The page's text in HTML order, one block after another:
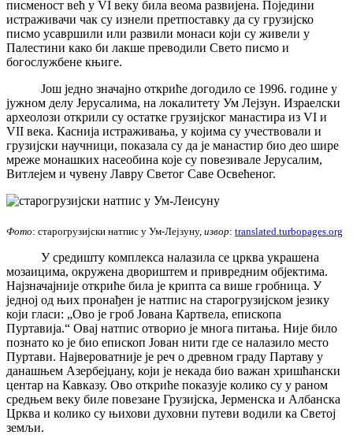
писменост већ у VI веку била веома развијена. Поједини
истраживачи чак су изнели претпоставку да су грузијско
писмо усавршили или развили монаси који су живели у
Палестини како би лакше преводили Свето писмо и
богослужбене књиге.
Још једно значајно откриће догодило се 1996. године у
јужном делу Јерусалима, на локалитету Ум Лејзун. Израелски
археолози открили су остатке грузијског манастира из VI и
VII века. Каснија истраживања, у којима су учествовали и
грузијски научници, показала су да је манастир био део шире
мреже монашких насеобина које су повезивале Јерусалим,
Витлејем и чувену Лавру Светог Саве Освећеног.
Фото: старогрузијски натпис у Ум-Лејзуну, извор: translated.turbopages.org
У средишту комплекса налазила се црква украшена
мозаицима, окружена двориштем и привредним објектима.
Најзначајније откриће била је крипта са више гробница. У
једној од њих пронађен је натпис на старогрузијском језику
који гласи: „Ово је гроб Јована Картвела, епископа
Пуртавија.“ Овај натпис отворио је многа питања. Није било
познато ко је био епископ Јован нити где се налазило место
Пуртави. Највероватније је реч о древном граду Партаву у
данашњем Азербејџану, који је некада био важан хришћански
центар на Кавказу. Ово откриће показује колико су у раном
средњем веку биле повезане Грузијска, Јерменска и Албанска
Црква и колико су њихови духовни путеви водили ка Светој
земљи.